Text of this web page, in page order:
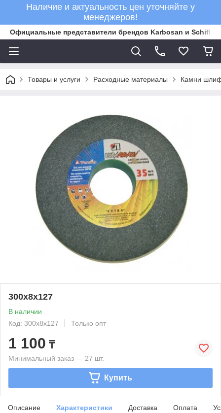
Наличие и актуальность цен уточняйте у
менеджеров!
Официальные представители брендов Karbosan и Schifler
Товары и услуги Расходные материалы Камни
300х8х127
В наличии
Код: 300х8х127
Только опт
1 100 ₸
Минимальный заказ — 27 шт.
Купить
Описание Характеристики Доставка Оплата